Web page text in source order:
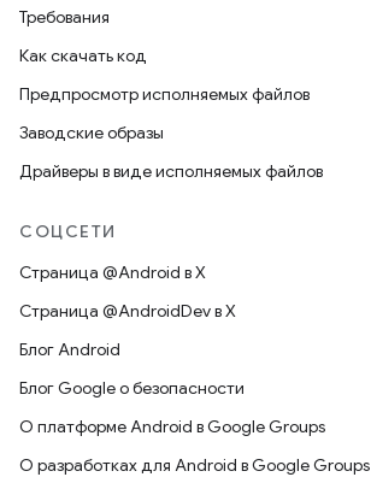
Требования
Как скачать код
Предпросмотр исполняемых файлов
Заводские образы
Драйверы в виде исполняемых файлов
СОЦСЕТИ
Страница @Android в X
Страница @AndroidDev в X
Блог Android
Блог Google о безопасности
О платформе Android в Google Groups
О разработках для Android в Google Groups